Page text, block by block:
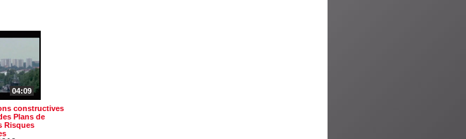
04:09
constructives
Plans de
Risques